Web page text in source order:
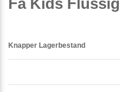
Knapper Lagerbestand